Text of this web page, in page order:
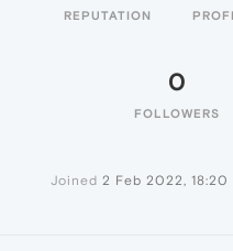
REPUTATION
0
FOLLOWERS
Joined 2 Feb 2022, 18:20